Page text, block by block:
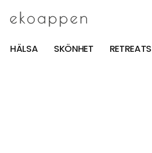
HÄLSA SKÖNHET RETREATS